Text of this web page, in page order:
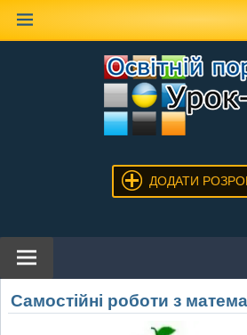
ДОДАТИ
Самостійні роботи з